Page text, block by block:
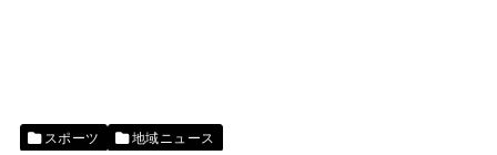
スポーツ 地域ニュース